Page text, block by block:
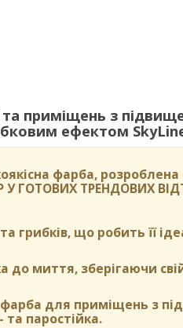
приміщень з
ефектом
фарба, розроблена
У ГОТОВИХ ТРЕНДОВИХ
грибків, що робить її
до миття, зберігаючи
для приміщень з
паростійка.